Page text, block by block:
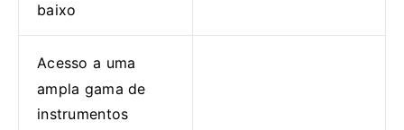
baixo
Acesso a uma
ampla gama de
instrumentos